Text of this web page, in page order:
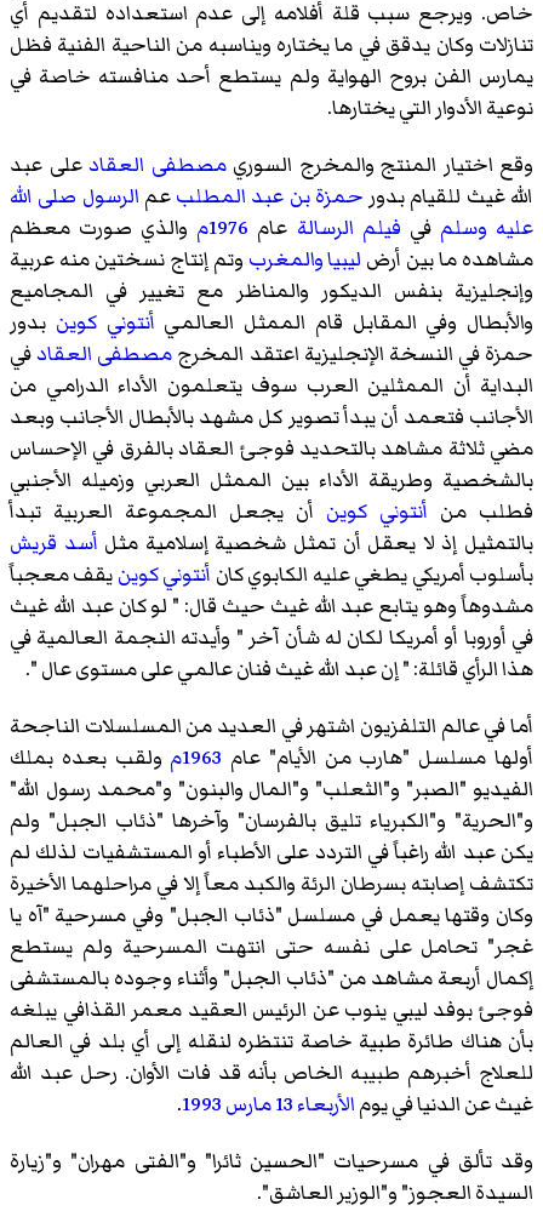
خاص. ويرجع سبب قلة أفلامه إلى عدم استعداده لتقديم أي
تنازلات وكان يدقق في ما يختاره ويناسبه من الناحية الفنية فظل
يمارس الفن بروح الهواية ولم يستطع أحد منافسته خاصة في
نوعية الأدوار التي يختارها.
وقع اختيار المنتج والمخرج السوريمصطفى العقادعلى عبد
الله غيث للقيام بدور حمزة بن عبد المطلبعم الرسول صلى الله
عليه وسلم في فيلم الرسالة عام 1976م
والذي صورت معظم
مشاهده ما بين أرض ليبياوالمغرب وتم إنتاج نسختين منه عربية
وإنجليزية بنفس الديكور والمناظر مع تغيير في المجاميع
والأبطال وفي المقابل قام الممثل العالمي أنتوني كوين بدور
حمزة في النسخة الإنجليزية اعتقد المخرجمصطفى العقادفي
البداية أن الممثلين العرب سوف يتعلمون الأداء الدرامي من
الأجانب فتعمد أن يبدأ تصوير كل مشهد بالأبطال الأجانب وبعد
مضي ثلاثة مشاهد بالتحديد فوجئ العقاد بالفرق في الإحساس
بالشخصية وطريقة الأداء بين الممثل العربي وزميله الأجنبي
فطلب من أنتوني كوين أن يجعل المجموعة العربية تبدأ
بالتمثيل إذ لا يعقل أن تمثل شخصية إسلامية مثل أسد قريش
بأسلوب أمريكي يطغي عليه الكابوي كان أنتوني كوينيقف معجباً
مشدوهاً وهو يتابع عبد الله غيث حيث قال: " لو كان عبد الله غيث
في أوروبا أو أمريكا لكان له شأن آخر " وأيدته النجمة العالمية في
هذا الرأي قائلة: " إن عبد الله غيث فنان عالمي على مستوى عال ".
أما في عالم التلفزيون اشتهر في العديد من المسلسلات الناجحة
أولها مسلسل "هارب من الأيام" عام 1963م
ولقب بعده بملك
الفيديو "الصبر" و"الثعلب" و"المال والبنون" و"محمد رسول الله"
و"الحرية" و"الكبرياء تليق بالفرسان" وآخرها "ذئاب الجبل" ولم
يكن عبد الله راغباً في التردد على الأطباء أو المستشفيات لذلك لم
تكتشف إصابته بسرطان الرئة والكبد معاً إلا في مراحلهما الأخيرة
وكان وقتها يعمل في مسلسل "ذئاب الجبل" وفي مسرحية "آه يا
غجر" تحامل على نفسه حتى انتهت المسرحية ولم يستطع
إكمال أربعة مشاهد من "ذئاب الجبل" وأثناء وجوده بالمستشفى
فوجئ بوفد ليبي ينوب عن الرئيس العقيد معمر القذافي يبلغه
بأن هناك طائرة طبية خاصة تنتظره لنقله إلى أي بلد في العالم
للعلاج أخبرهم طبيبه الخاص بأنه قد فات الأوان. رحل عبد الله
غيث عن الدنيا في يومالأربعاء13 مارس 1993
.
وقد تألق في مسرحيات "الحسين ثائرا" و"الفتى مهران" و"زيارة
السيدة العجوز" و"الوزير العاشق".